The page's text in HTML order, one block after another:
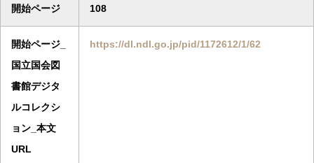
開始ページ 108
開始ページ_
国立国会図
書館デジタ
ルコレクシ
ョン_本文
URL
https://dl.ndl.go.jp/pid/1172612/1/62